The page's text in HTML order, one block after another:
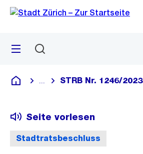
Navigation
Sprunglink
Menü
Deutsch
Blende alle Breadcrumbs ein
STRB Nr. 1246/2023
Stadtratsbeschluss
Seite vorlesen